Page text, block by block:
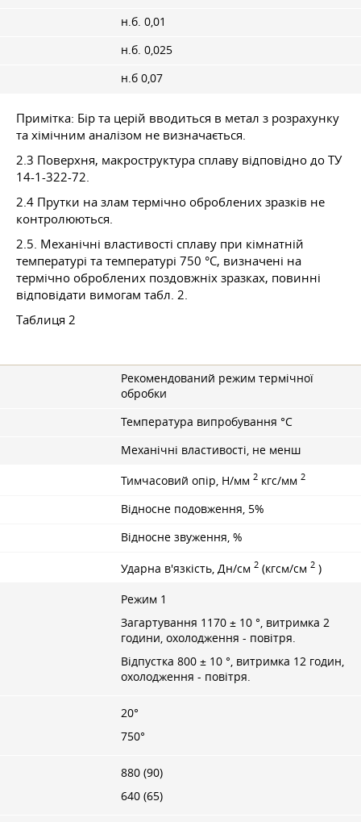
н.б. 0,01
н.б. 0,025
н.б 0,07
Примітка: Бір та церій вводиться в метал з розрахунку
та хімічним аналізом не визначається.
2.3 Поверхня, макроструктура сплаву відповідно до ТУ
14-1-322-72.
2.4 Прутки на злам термічно оброблених зразків не
контролюються.
2.5. Механічні властивості сплаву при кімнатній
температурі та температурі 750 °C, визначені на
термічно оброблених поздовжніх зразках, повинні
відповідати вимогам табл. 2.
Таблиця 2
Рекомендований режим термічної
обробки
Температура випробування °С
Механічні властивості, не менш
Тимчасовий опір, Н/мм 2 кгс/мм 2
Відносне подовження, 5%
Відносне звуження, %
Ударна в'язкість, Дн/см 2 (кгсм/см 2 )
Режим 1
Загартування 1170 ± 10 °, витримка 2
години, охолодження - повітря.
Відпустка 800 ± 10 °, витримка 12 годин,
охолодження - повітря.
20°
750°
880 (90)
640 (65)